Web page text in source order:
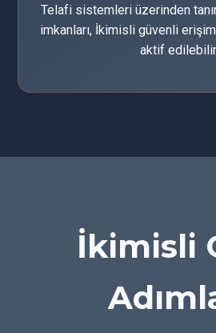
Telafi sistemleri üzerinden
imkanları, İkimisli güvenli
aktif
İkimisli